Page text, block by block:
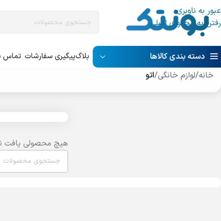
عبور به ناوبری
رفتن به محتوای اصلی
دسته بندی کالاها بلاگپیگیری سفارشات تماس
خانه/لوازم خانگی/اتو
هیچ محصولی یافت